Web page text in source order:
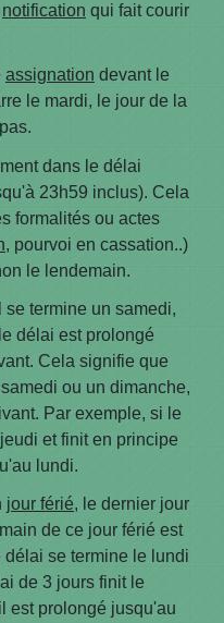
notification qui fait courir
assignation devant le
le mardi, le jour de la
dans le délai
23h59 inclus). Cela
formalités ou actes
, pourvoi en cassation..)
le lendemain.
termine un samedi,
délai est prolongé
Cela signifie que
ou un dimanche,
Par exemple, si le
et finit en principe
lundi.
jour férié, le dernier jour
de ce jour férié est
se termine le lundi
de 3 jours finit le
est prolongé jusqu'au